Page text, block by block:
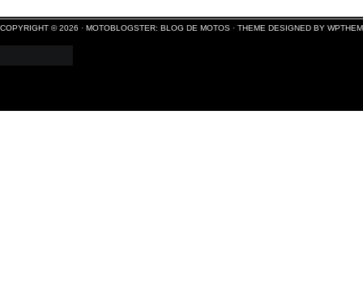
COPYRIGHT © 2026 · MOTOBLOGSTER: BLOG DE MOTOS · THEME DESIGNED BY